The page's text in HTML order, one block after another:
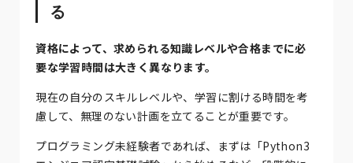
る
資格によって、求められる知識レベルや合格までに必
要な学習時間は大きく異なります。
現在の自分のスキルレベルや、学習に割ける時間を考
慮して、無理のない計画を立てることが重要です。
プログラミング未経験者であれば、まずは「Python3